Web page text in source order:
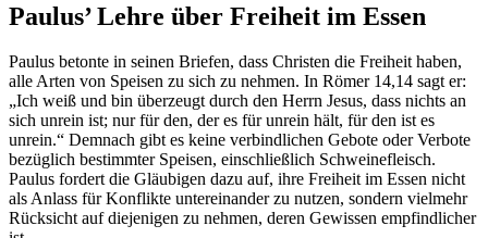
Paulus’ Lehre über Freiheit im Essen
Paulus betonte in seinen Briefen, dass Christen die Freiheit haben,
alle Arten von Speisen zu sich zu nehmen. In Römer 14,14 sagt er:
„Ich weiß und bin überzeugt durch den Herrn Jesus, dass nichts an
sich unrein ist; nur für den, der es für unrein hält, für den ist es
unrein.“ Demnach gibt es keine verbindlichen Gebote oder Verbote
bezüglich bestimmter Speisen, einschließlich Schweinefleisch.
Paulus fordert die Gläubigen dazu auf, ihre Freiheit im Essen nicht
als Anlass für Konflikte untereinander zu nutzen, sondern vielmehr
Rücksicht auf diejenigen zu nehmen, deren Gewissen empfindlicher